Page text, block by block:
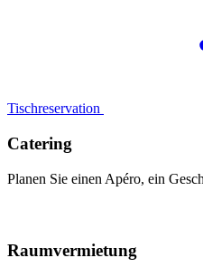
Tischreservation
Catering
Planen Sie einen Apéro, ein
Raumvermietung